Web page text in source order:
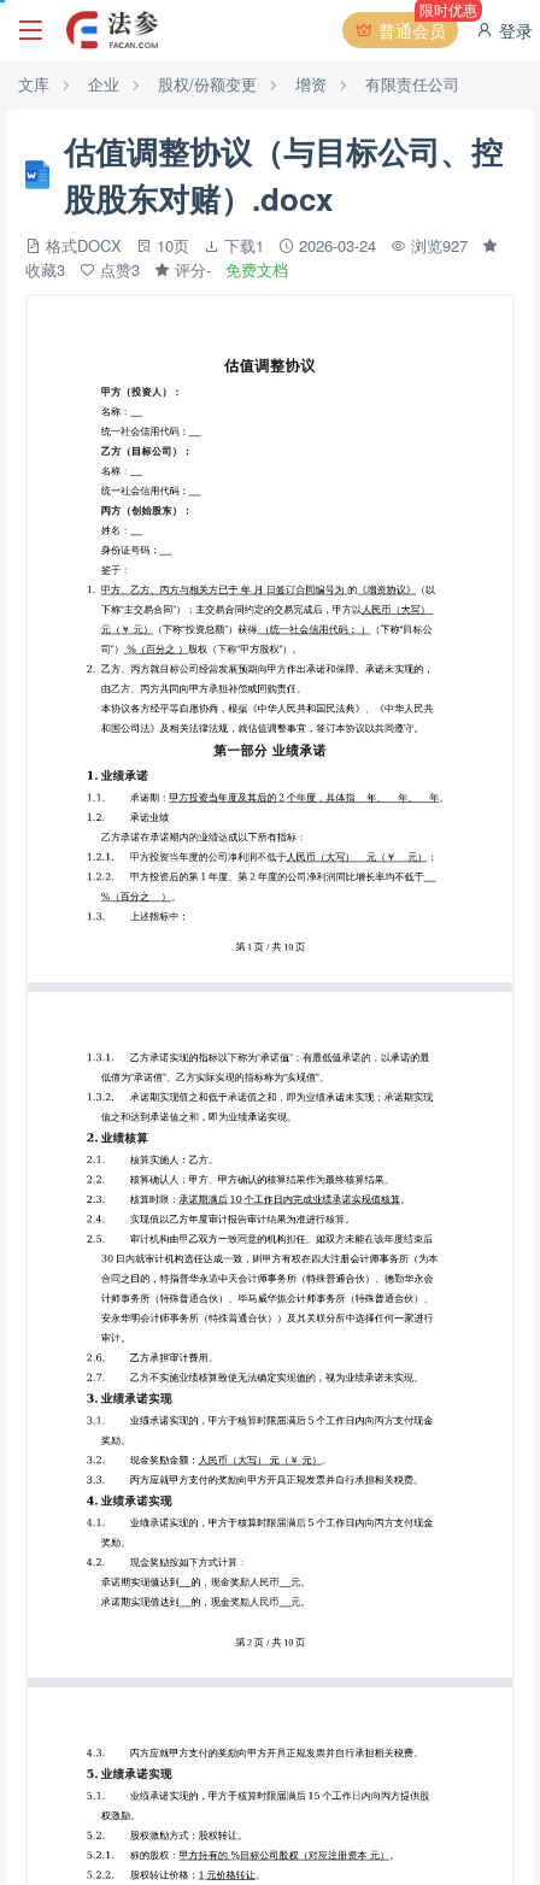
普通会员
限时优惠
登录
文库 企业 股权/份额变更 增资 有限责任公司
估值调整协议（与目标公司、控
股股东对赌）.docx
格式DOCX 10页 下载1 2026-03-24
浏览927
收藏3
点赞3 评分- 免费文档